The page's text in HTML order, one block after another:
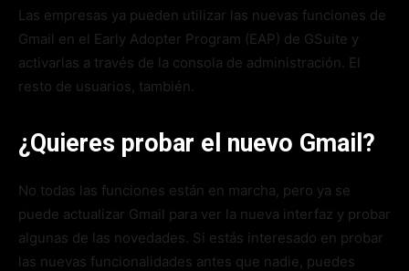
Las empresas ya pueden utilizar las nuevas funciones de
Gmail en el Early Adopter Program (EAP) de GSuite y
activarlas a través de la consola de administración. El
resto de usuarios, también.
¿Quieres probar el nuevo Gmail?
No todas las funciones están en marcha, pero ya se
puede actualizar Gmail para ver la nueva interfaz y probar
algunas de las novedades. Si estás interesado en probar
las nuevas funcionalidades antes que nadie, puedes